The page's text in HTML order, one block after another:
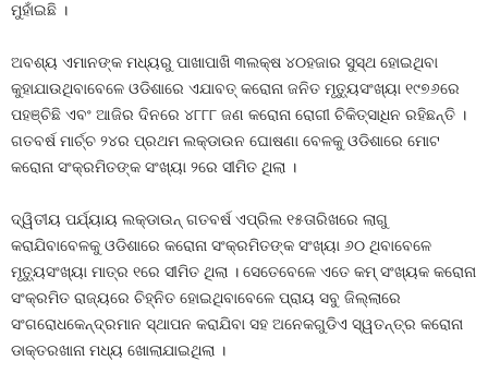
ମୁହାଁଇଛି ।
ଅବଶ୍ୟ ଏମାନଙ୍କ ମଧ୍ୟରୁ ପାଖାପାଖି ୩ଲକ୍ଷ ୪୦ହଜାର ସୁସ୍ଥ ହୋଇଥିବା
କୁହାଯାଉଥିବାବେଳେ ଓଡିଶାରେ ଏଯାବତ୍‍ କରୋନା ଜନିତ ମୃତ୍ୟୁସଂଖ୍ୟା ୧୯୭୬ରେ
ପହଞ୍ଚିଛି ଏବଂ ଆଜିର ଦିନରେ ୪୮୮୮ ଜଣ କରୋନା ରୋଗୀ ଚିକିତ୍ସାଧିନ ରହିଛନ୍ତି ।
ଗତବର୍ଷ ମାର୍ଚ୍ଚ ୨୪ର ପ୍ରଥମ ଲକ୍‍ଡାଉନ ଘୋଷଣା ବେଳକୁ ଓଡିଶାରେ ମୋଟ
କରୋନା ସଂକ୍ରମିତଙ୍କ ସଂଖ୍ୟା ୨ରେ ସୀମିତ ଥିଲା ।
ଦ୍ୱିତୀୟ ପର୍ଯ୍ୟାୟ ଲକ୍‍ଡାଉନ୍‍ ଗତବର୍ଷ ଏପ୍ରିଲ ୧୫ତାରିଖରେ ଲାଗୁ
କରାଯିବାବେଳକୁ ଓଡିଶାରେ କରୋନା ସଂକ୍ରମିତଙ୍କ ସଂଖ୍ୟା ୬୦ ଥିବାବେଳେ
ମୃତ୍ୟୁସଂଖ୍ୟା ମାତ୍ର ୧ରେ ସୀମିତ ଥିଲା । ସେତେବେଳେ ଏତେ କମ୍‍ ସଂଖ୍ୟକ କରୋନା
ସଂକ୍ରମିତ ରାଜ୍ୟରେ ଚିହ୍ନିତ ହୋଇଥିବାବେଳେ ପ୍ରାୟ ସବୁ ଜିଲ୍ଲାରେ
ସଂଗରୋଧକେନ୍ଦ୍ରମାନ ସ୍ଥାପନ କରାଯିବା ସହ ଅନେକଗୁଡିଏ ସ୍ୱତନ୍ତ୍ର କରୋନା
ଡାକ୍ତରଖାନା ମଧ୍ୟ ଖୋଲାଯାଇଥିଲା ।